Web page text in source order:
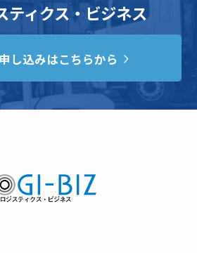
ティクス・ビジネス
し込みはこちらから